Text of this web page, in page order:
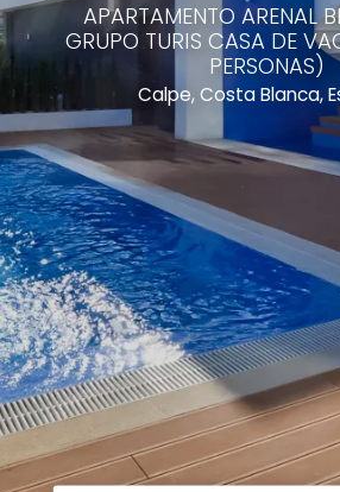
APARTAMENTO ARENAL
GRUPO TURIS CASA DE
PERSONAS)
Calpe, Costa Blanca,